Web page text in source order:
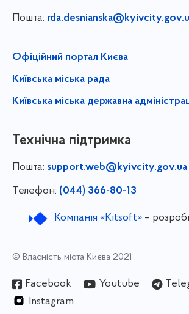
Пошта:
Офіційний портал Києва
Київська міська рада
Київська міська державна
Технічна підтримка
Пошта: support.web@kyivcity.gov.ua
Телефон: (044) 366-80-13
Компанія «Kitsoft»–
© Власність міста Києва 2021
Facebook Youtube
Instagram